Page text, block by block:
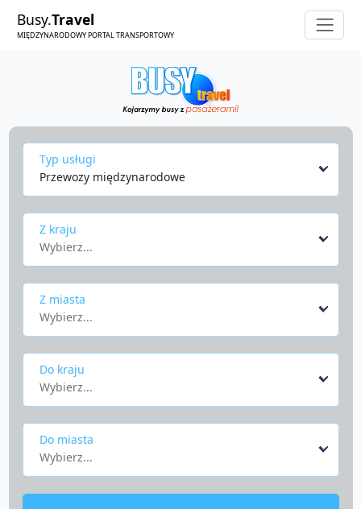
Busy.Travel
MIĘDZYNARODOWY PORTAL TRANSPORTOWY
Typ usługi
Przewozy międzynarodowe
Z kraju
Wybierz...
Z miasta
Wybierz...
Do kraju
Wybierz...
Do miasta
Wybierz...